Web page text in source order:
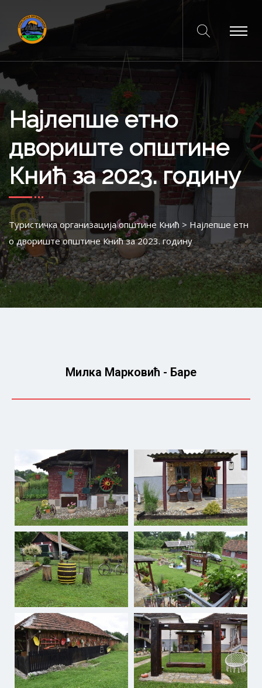
Најлепше етно
двориште општине
Кнић за 2023. годину
Туристичка организација општине Кнић > Најлепше етн
о двориште општине Кнић за 2023. годину
Милка Марковић - Баре